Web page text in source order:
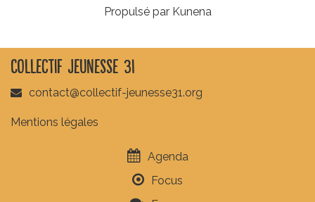
Propulsé par Kunena
Collectif Jeunesse 31
contact@collectif-jeunesse31.org
Mentions légales
Agenda
Focus